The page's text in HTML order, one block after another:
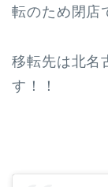
転のため閉店
移転先は北名
す！！